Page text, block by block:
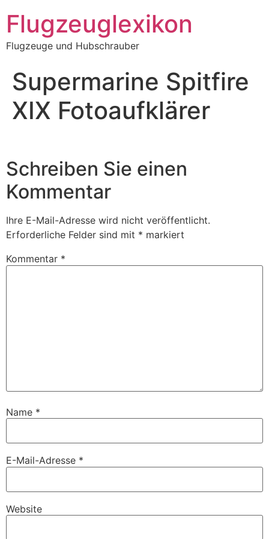
Inhalt
springen
Flugzeuglexikon
Flugzeuge und Hubschrauber
Supermarine Spitfire
XIX Fotoaufklärer
Schreiben Sie einen
Kommentar
Ihre E-Mail-Adresse wird nicht veröffentlicht.
Erforderliche Felder sind mit * markiert
Kommentar *
Name *
E-Mail-Adresse *
Website